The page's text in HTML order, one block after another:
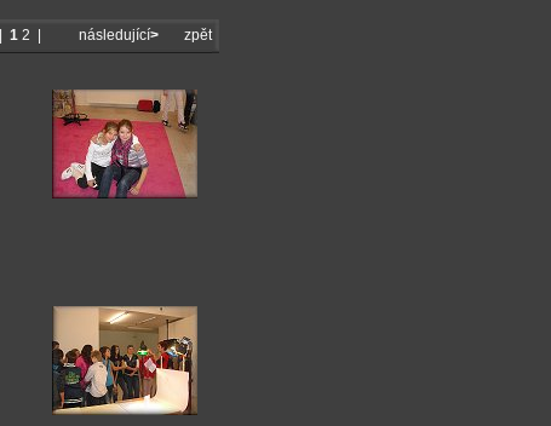
1 2 následující> zpět